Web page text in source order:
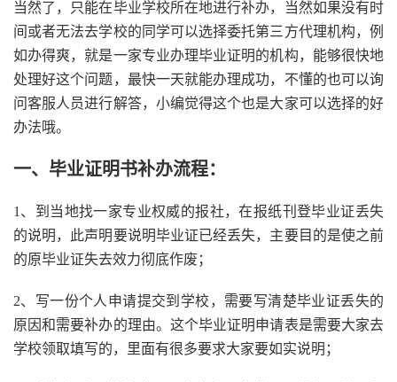
当然了，只能在毕业学校所在地进行补办，当然如果没有时
间或者无法去学校的同学可以选择委托第三方代理机构，例
如办得爽，就是一家专业办理毕业证明的机构，能够很快地
处理好这个问题，最快一天就能办理成功，不懂的也可以询
问客服人员进行解答，小编觉得这个也是大家可以选择的好
办法哦。
一、毕业证明书补办流程：
1、到当地找一家专业权威的报社，在报纸刊登毕业证丢失
的说明，此声明要说明毕业证已经丢失，主要目的是使之前
的原毕业证失去效力彻底作废；
2、写一份个人申请提交到学校，需要写清楚毕业证丢失的
原因和需要补办的理由。这个毕业证明申请表是需要大家去
学校领取填写的，里面有很多要求大家要如实说明；